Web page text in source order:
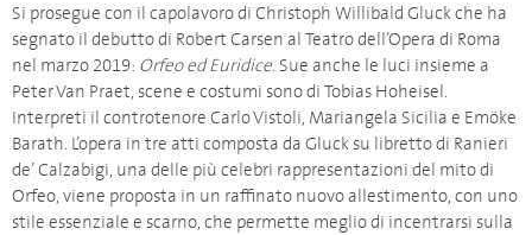
Si prosegue con il capolavoro di Christoph Willibald Gluck che ha
segnato il debutto di Robert Carsen al Teatro dell’Opera di Roma
nel marzo 2019: Orfeo ed Euridice. Sue anche le luci insieme a
Peter Van Praet, scene e costumi sono di Tobias Hoheisel.
Interpreti il controtenore Carlo Vistoli, Mariangela Sicilia e Emöke
Barath. L’opera in tre atti composta da Gluck su libretto di Ranieri
de’ Calzabigi, una delle più celebri rappresentazioni del mito di
Orfeo, viene proposta in un raffinato nuovo allestimento, con uno
stile essenziale e scarno, che permette meglio di incentrarsi sulla